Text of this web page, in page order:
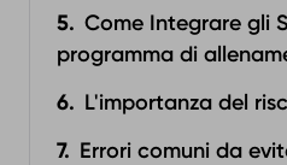
Come Integrare gli
programma di
L'importanza del
Errori comuni da